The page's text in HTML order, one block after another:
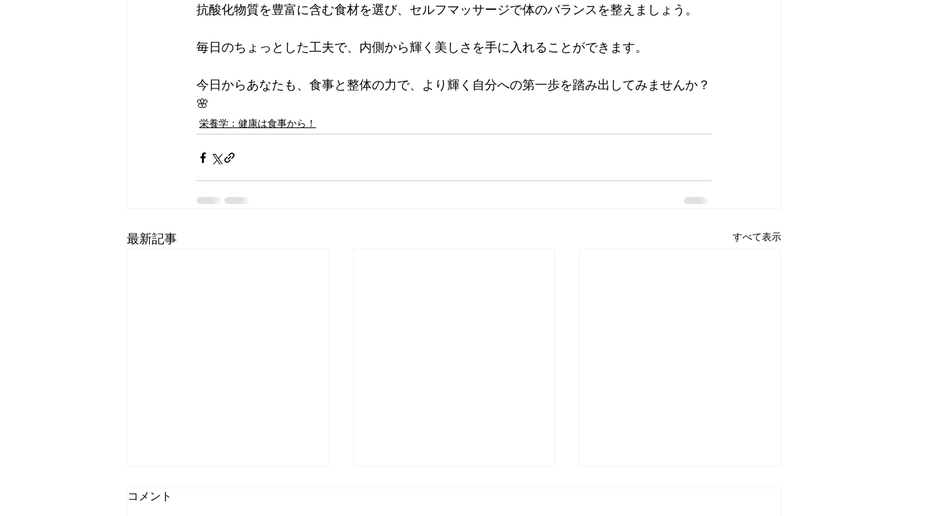
抗酸化物質を豊富に含む食材を選び、セルフマッサージで体のバランスを整えましょう。
毎日のちょっとした工夫で、内側から輝く美しさを手に入れることができます。
今日からあなたも、食事と整体の力で、より輝く自分への第一歩を踏み出してみませんか？
🌸
栄養学：健康は食事から！
最新記事 すべて表示
コメント